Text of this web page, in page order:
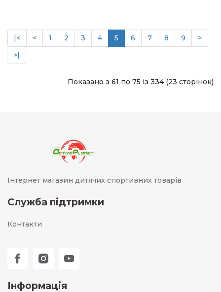
|< < 1 2 3 4 5 6 7 8 9
>
>|
Показано з 61 по 75 із 334 (23 сторінок)
Інтернет магазин дитячих спортивних товарів
Служба підтримки
Контакти
Інформація